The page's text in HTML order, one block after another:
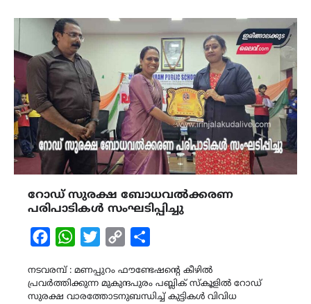
റോഡ് സുരക്ഷ ബോധവൽക്കരണ
പരിപാടികൾ സംഘടിപ്പിച്ചു
FacebookWhatsAppTwitterCopy
നടവരമ്പ് : മണപ്പുറം ഫൗണ്ടേഷന്റെ കീഴിൽ
പ്രവർത്തിക്കുന്ന മുകുന്ദപുരം പബ്ലിക് സ്കൂളിൽ റോഡ്
സുരക്ഷ വാരത്തോടനുബന്ധിച്ച് കുട്ടികൾ വിവിധ